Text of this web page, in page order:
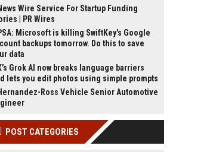
Wire Service For Startup Funding
| PR Wires
Microsoft is killing SwiftKey's Google
backups tomorrow. Do this to save
data
Grok AI now breaks language barriers
lets you edit photos using simple prompts
Ross Vehicle Senior Automotive
POST CATEGORIES